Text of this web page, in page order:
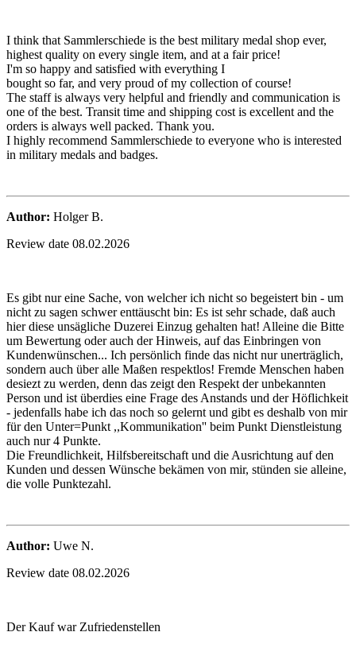
I think that Sammlerschiede is the best military medal shop ever,
highest quality on every single item, and at a fair price!
I'm so happy and satisfied with everything I
bought so far, and very proud of my collection of course!
The staff is always very helpful and friendly and communication is
one of the best. Transit time and shipping cost is excellent and the
orders is always well packed. Thank you.
I highly recommend Sammlerschiede to everyone who is interested
in military medals and badges.
Author: Holger B.
Review date 08.02.2026
Es gibt nur eine Sache, von welcher ich nicht so begeistert bin - um
nicht zu sagen schwer enttäuscht bin: Es ist sehr schade, daß auch
hier diese unsägliche Duzerei Einzug gehalten hat! Alleine die Bitte
um Bewertung oder auch der Hinweis, auf das Einbringen von
Kundenwünschen... Ich persönlich finde das nicht nur unerträglich,
sondern auch über alle Maßen respektlos! Fremde Menschen haben
desiezt zu werden, denn das zeigt den Respekt der unbekannten
Person und ist überdies eine Frage des Anstands und der Höflichkeit
- jedenfalls habe ich das noch so gelernt und gibt es deshalb von mir
für den Unter=Punkt ,,Kommunikation'' beim Punkt Dienstleistung
auch nur 4 Punkte.
Die Freundlichkeit, Hilfsbereitschaft und die Ausrichtung auf den
Kunden und dessen Wünsche bekämen von mir, stünden sie alleine,
die volle Punktezahl.
Author: Uwe N.
Review date 08.02.2026
Der Kauf war Zufriedenstellen